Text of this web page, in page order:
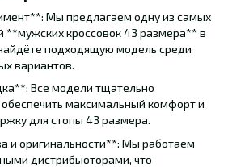
Мы предлагаем одну из самых
**мужских кроссовок 43 размера** в
подходящую модель среди
вариантов.
Все модели тщательно
максимальный комфорт и
для стопы 43 размера.
и оригинальности**: Мы работаем
дистрибьюторами, что